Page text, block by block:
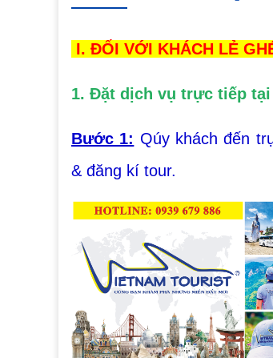
I. ĐỐI VỚI KHÁCH LẺ
1. Đặt dịch vụ trực tiếp
Bước 1: Qúy khách đến
& đăng kí tour.